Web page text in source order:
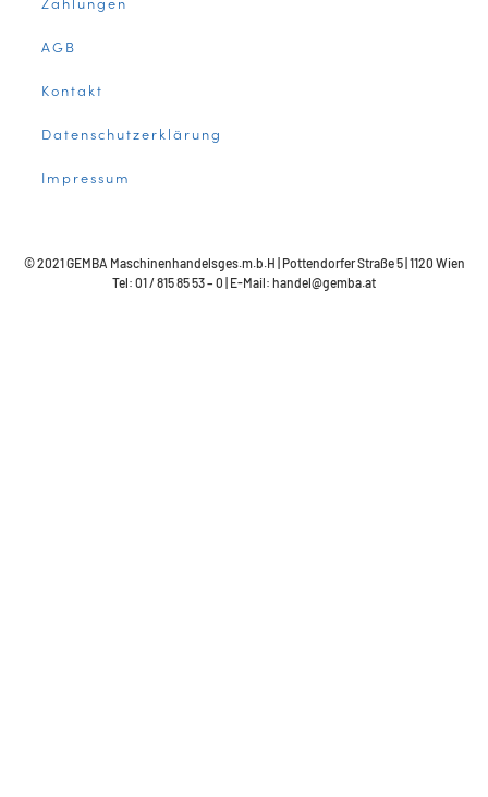
AGB
Kontakt
Datenschutzerklärung
Impressum
© 2021 GEMBA Maschinenhandelsges.m.b.H | Pottendorfer Straße 5 | 1120 Wien
Tel: 01 / 815 85 53 – 0 | E-Mail: handel@gemba.at